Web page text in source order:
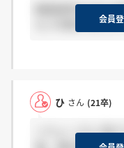
動画選考のURL
もう中断するこ
会員
ひ さん (21卒)
＞りょーさん 受